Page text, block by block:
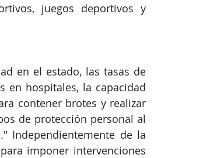
juegos deportivos y
en el estado, las tasas de
en hospitales, la capacidad
contener brotes y realizar
de protección personal al
Independientemente de la
imponer intervenciones